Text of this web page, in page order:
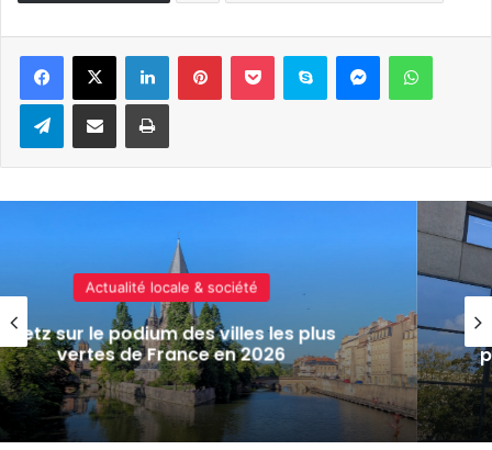
LinkedinPinterestPocket Skype Messenger
TelegramPartager par e-mail Imprimer
Politique & social
L’Université de Lorraine appelle aux dons
pour lutter contre la précarité étudiante